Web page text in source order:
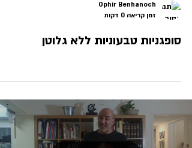
Ophir Benhanoch
זמן קריאה 0 דקות
סופגניות טבעוניות ללא גלוטן